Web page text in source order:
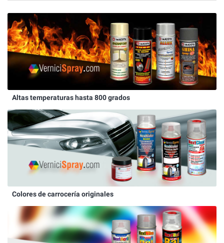
Altas temperaturas hasta 800 grados
Colores de carrocería originales